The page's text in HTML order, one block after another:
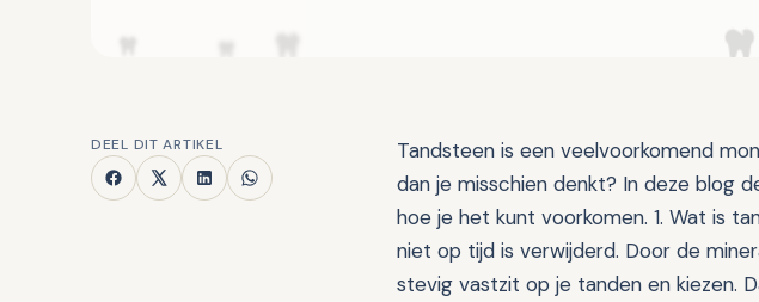
DEEL DIT ARTIKEL
Tandsteen is een veelvoorkomend
dan je misschien denkt? In deze blog
hoe je het kunt voorkomen. 1. Wat is
niet op tijd is verwijderd. Door de
stevig vastzit op je tanden en kiezen.